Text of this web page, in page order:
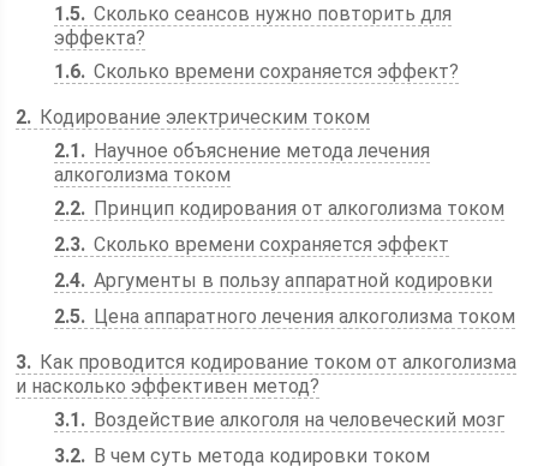
1.5 Сколько сеансов нужно повторить для
эффекта?
1.6 Сколько времени сохраняется эффект?
2
Кодирование электрическим током
2.1
Научное объяснение метода лечения
алкоголизма током
2.2
Принцип кодирования от алкоголизма током
2.3 Сколько времени сохраняется эффект
2.4 Аргументы в пользу аппаратной кодировки
2.5
Цена аппаратного лечения алкоголизма током
3
Как проводится кодирование током от алкоголизма
и насколько эффективен метод?
3.1
Воздействие алкоголя на человеческий мозг
3.2
В чем суть метода кодировки током